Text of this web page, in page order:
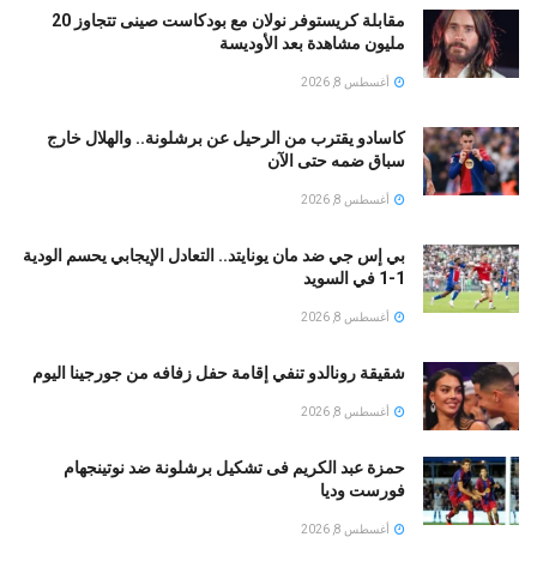
مقابلة كريستوفر نولان مع بودكاست صينى تتجاوز 20
مليون مشاهدة بعد الأوديسة
أغسطس 8, 2026
كاسادو يقترب من الرحيل عن برشلونة.. والهلال خارج
سباق ضمه حتى الآن
أغسطس 8, 2026
بي إس جي ضد مان يونايتد.. التعادل الإيجابي يحسم الودية
1-1 في السويد
أغسطس 8, 2026
شقيقة رونالدو تنفي إقامة حفل زفافه من جورجينا اليوم
أغسطس 8, 2026
حمزة عبد الكريم فى تشكيل برشلونة ضد نوتينجهام
فورست وديا
أغسطس 8, 2026